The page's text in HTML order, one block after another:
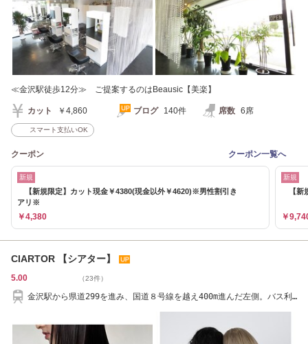
≪金沢駅徒歩12分≫ ご提案するのはBeausic【美楽】
カット ￥4,860 ブログ 140件 席数 6席
スマート支払いOK
クーポン クーポン一覧へ
新規
【新規限定】カット現金￥4380(現金以外￥4620)※男性割引き
アリ※
￥4,380
新規
【新
￥
CIARTOR 【シアター】
5.00 （23件）
金沢駅から県道299を進み、国道８号線を越え400m進んだ左側。バス利